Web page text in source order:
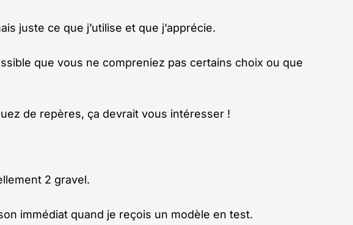
juste ce que j’utilise et que j’apprécie.
que vous ne compreniez pas certains choix ou que
de repères, ça devrait vous intéresser !
2 gravel.
immédiat quand je reçois un modèle en test.